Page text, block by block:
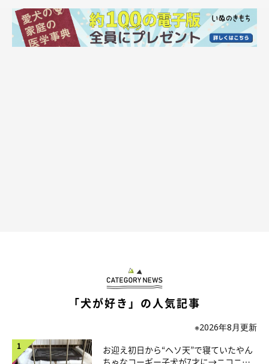
「犬が好き」の人気記事
※2026年8月更新
お迎え初日から“ヘソ天”で寝ていたやん